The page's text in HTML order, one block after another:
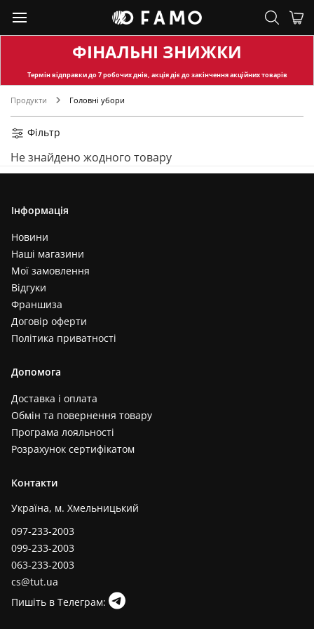
ФІНАЛЬНІ ЗНИЖКИ
Термін відправкидо 7 робочих днів, акція діє до закінчення акційних товарів
Продукти Головні убори
Фільтр
Не знайдено жодного товару
Інформація
Новини
Наші магазини
Мої замовлення
Відгуки
Франшиза
Договір оферти
Політика приватності
Допомога
Доставка і оплата
Обмін та повернення товару
Програма лояльності
Розрахунок сертифікатом
Контакти
Україна, м. Хмельницький
097-233-2003
099-233-2003
063-233-2003
cs@tut.ua
Пишіть в Телеграм: